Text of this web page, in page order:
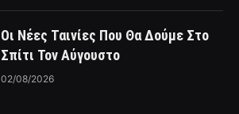
Οι Νέες Ταινίες Που Θα Δούμε Στο
Σπίτι Τον Αύγουστο
02/08/2026